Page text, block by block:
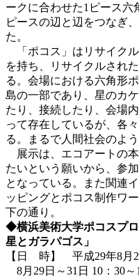
ークに合わせた1ピース六
ピースの辺と辺をつなぎ
た。
「ポコス」はリサイク
を持ち、リサイクルされ
る。会場における六角形
島の一部であり、星のカ
たり、接続したり、会場
って存在しているが、各
る。まるで人間社会のよう
展示は、エコアートの
たいという願いから、参
となっている。また関連
ッピングとポコス制作ワ
下の通り。
◆横浜美術大学ポコスプ
星とガラパゴス」
【日 時】 平成29年8月
8月29日～31日 10：30～